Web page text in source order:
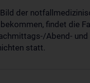
der
findet die
Abend- und
statt.